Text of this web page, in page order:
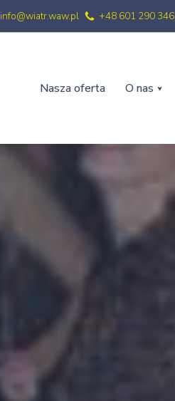
info@wiatr.waw.pl +48 601 290 346
Nasza oferta O nas